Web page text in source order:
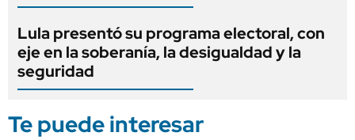
Lula presentó su programa electoral, con
eje en la soberanía, la desigualdad y la
seguridad
Te puede interesar